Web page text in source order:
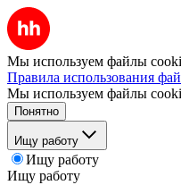
Мы используем файлы
Правила использования
Мы используем файлы
Понятно
Ищу работу
Ищу работу
Ищу работу